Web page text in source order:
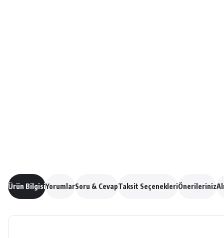
Ürün BilgisiYorumlarSoru & CevapTaksit SeçenekleriÖnerileriniz